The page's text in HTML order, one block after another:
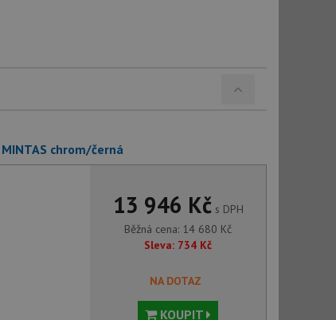
chrom/černá
13 946 Kčs DPH
Běžná cena: 14 680 Kč
Sleva: 734 Kč
NA DOTAZ
KOUPIT